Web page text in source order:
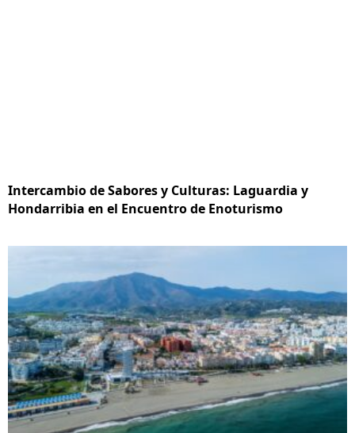
Intercambio de Sabores y Culturas: Laguardia y
Hondarribia en el Encuentro de Enoturismo